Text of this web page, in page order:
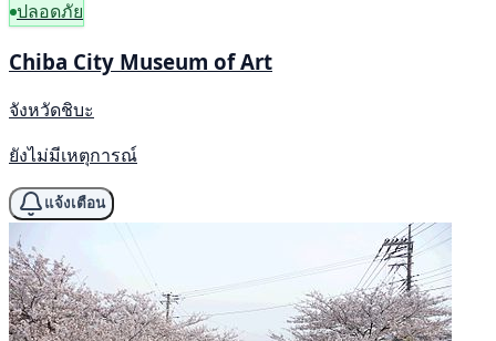
ปลอดภัย
Chiba City Museum of Art
จังหวัดชิบะ
ยังไม่มีเหตุการณ์
แจ้งเตือน